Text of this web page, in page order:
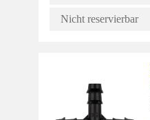
Nicht reservierbar